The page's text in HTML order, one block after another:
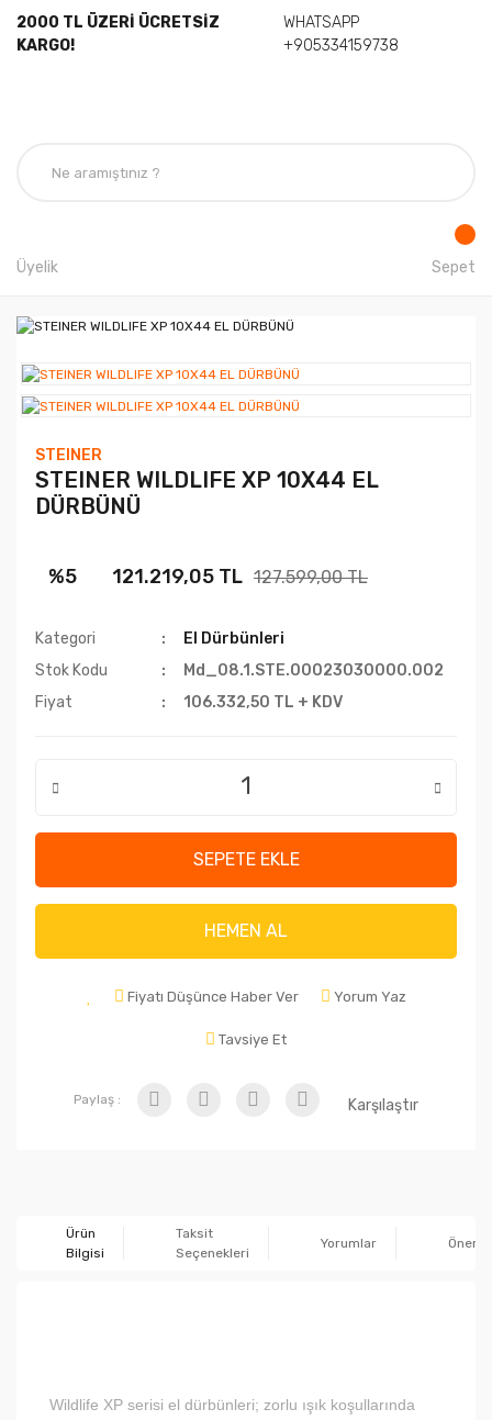
2000 TL ÜZERİ ÜCRETSİZ
KARGO!
WHATSAPP
+905334159738
Üyelik Sepet
STEINER
STEINER WILDLIFE XP 10X44 EL
DÜRBÜNÜ
%5 121.219,05 TL 127.599,00 TL
Kategori
El Dürbünleri
Stok Kodu
Md_08.1.STE.00023030000.002
Fiyat
106.332,50 TL + KDV
SEPETE EKLE
HEMEN AL
Fiyatı Düşünce Haber Ver Yorum Yaz
Tavsiye Et
Paylaş : Karşılaştır
Ürün
Bilgisi
Taksit
Seçenekleri
Yorumlar
Wildlife XP serisi el dürbünleri; zorlu ışık koşullarında